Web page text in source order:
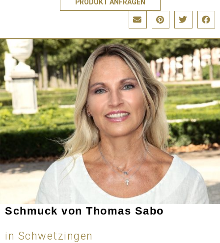
PRODUKT ANFRAGEN
Schmuck von Thomas Sabo
in Schwetzingen